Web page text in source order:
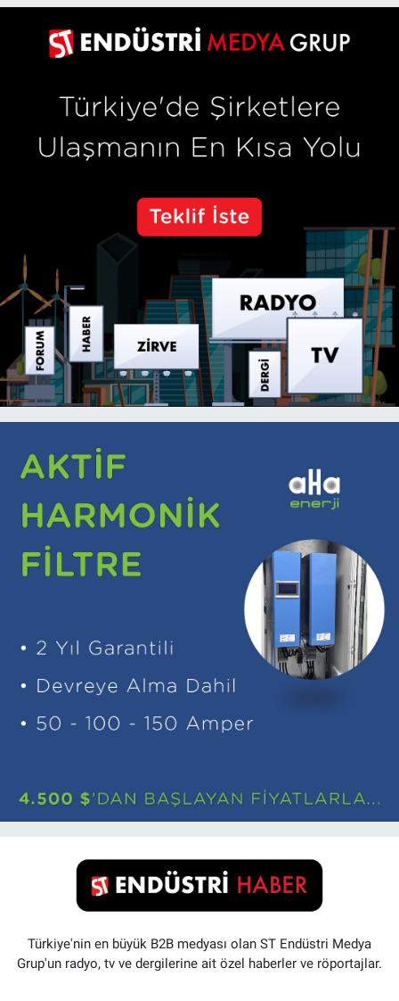
Türkiye'nin en büyük B2B medyası olan ST Endüstri Medya
Grup'un radyo, tv ve dergilerine ait özel haberler ve röportajlar.